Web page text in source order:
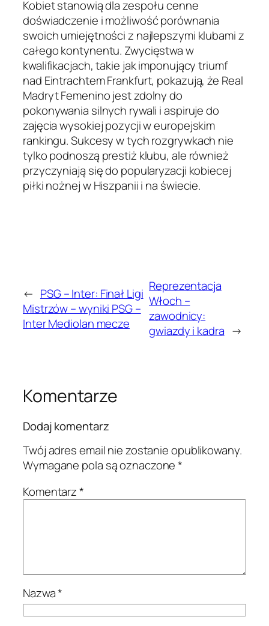
Kobiet stanowią dla zespołu cenne
doświadczenie i możliwość porównania
swoich umiejętności z najlepszymi klubami z
całego kontynentu. Zwycięstwa w
kwalifikacjach, takie jak imponujący triumf
nad Eintrachtem Frankfurt, pokazują, że Real
Madryt Femenino jest zdolny do
pokonywania silnych rywali i aspiruje do
zajęcia wysokiej pozycji w europejskim
rankingu. Sukcesy w tych rozgrywkach nie
tylko podnoszą prestiż klubu, ale również
przyczyniają się do popularyzacji kobiecej
piłki nożnej w Hiszpanii i na świecie.
← PSG – Inter: Finał Ligi
Mistrzów – wyniki PSG –
Inter Mediolan mecze
Reprezentacja
Włoch –
zawodnicy:
gwiazdy i kadra →
Komentarze
Dodaj komentarz
Twój adres email nie zostanie opublikowany.
Wymagane pola są oznaczone*
Komentarz*
Nazwa*